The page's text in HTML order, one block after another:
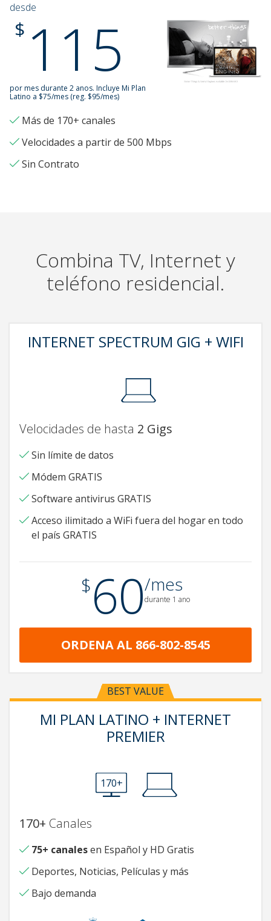
desde
$ 115
por mes durante 2 anos. Incluye Mi Plan
Latino a $75/mes (reg. $95/mes)
Más de 170+ canales
Velocidades a partir de 500 Mbps
Sin Contrato
Combina TV, Internet y
teléfono residencial.
INTERNET SPECTRUM GIG + WIFI
Velocidades de hasta 2 Gigs
Sin límite de datos
Módem GRATIS
Software antivirus GRATIS
Acceso ilimitado a WiFi fuera del hogar en todo
el país GRATIS
$60/mes
durante 1 ano
ORDENA AL 866-802-8545
BEST VALUE
MI PLAN LATINO + INTERNET
PREMIER
170+
170+ Canales
75+ canalesen Español y HD Gratis
Deportes, Noticias, Películas y más
Bajo demanda